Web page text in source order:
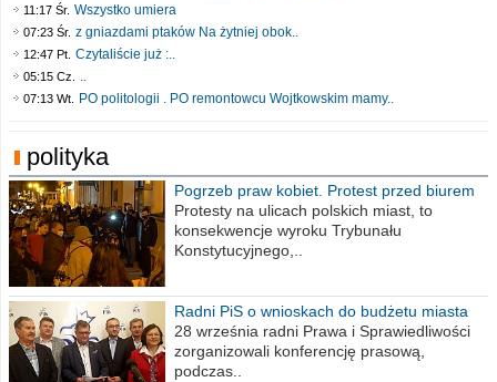
11:17 Śr. Wszystko umiera
07:23 Śr. z gniazdami ptaków Na żytniej obok..
12:47 Pt. Czytaliście już :..
05:15 Cz. ..
07:13 Wt. PO politologii . PO remontowcu Wojtkowskim mamy..
polityka
Pogrzeb praw kobiet. Protest przed biurem
poselskim PiS
Protesty na ulicach polskich miast, to
konsekwencje wyroku Trybunału
Konstytucyjnego,..
Radni PiS o wnioskach do budżetu miasta
na 2021 rok
28 września radni Prawa i Sprawiedliwości
zorganizowali konferencję prasową,
podczas..